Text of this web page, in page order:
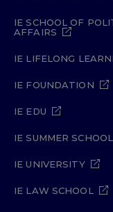
IE SCHOOL OF
AFFAIRS
IE LIFELONG
IE FOUNDATION
IE EDU
IE SUMMER SCHOOL
IE UNIVERSITY
IE LAW SCHOOL